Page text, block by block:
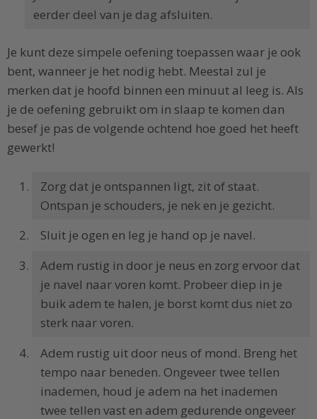
eerder deel van je dag afsluiten.
Je kunt deze simpele oefening toepassen waar je ook
bent, wanneer je het nodig hebt. Meestal zul je
merken dat je hoofd binnen een minuut al leeg is. Als
je de oefening gebruikt om in slaap te komen dan
besef je pas de volgende ochtend hoe goed het heeft
gewerkt!
Zorg dat je ontspannen ligt, zit of staat.
Ontspan je schouders, je nek en je gezicht.
Sluit je ogen en leg je hand op je navel.
Adem rustig in door je neus en zorg ervoor dat
je navel naar voren komt. Probeer diep in je
buik adem te halen, je borst komt dus niet zo
sterk naar voren.
Adem rustig uit door neus of mond. Breng het
tempo naar beneden. Ongeveer twee tellen
inademen, houd je adem na het inademen
twee tellen vast en adem gedurende ongeveer